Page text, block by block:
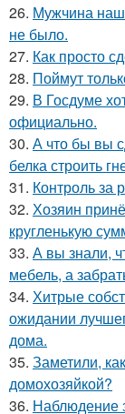
26. Мужчина
не было.
27. Как просто
28. Поймут
29. В Госдуме
официально.
30. А что бы вы
белка строить
31. Контроль за
32. Хозяин
кругленькую
33. А вы знали,
мебель, а
34. Хитрые
ожидании
дома.
35. Заметили,
домохозяйкой?
36. Наблюдение